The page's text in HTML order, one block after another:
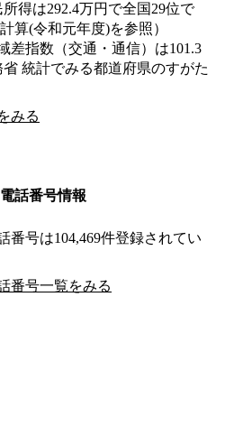
得は292.4万円で全国29位で
算(令和元年度)を参照）
差指数（交通・通信）は101.3
統計でみる都道府県のすがた
みる
話番号情報
番号は104,469件登録されてい
番号一覧をみる